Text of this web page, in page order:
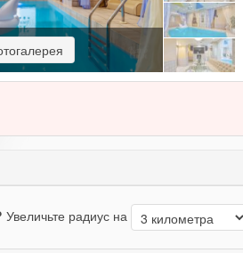
Увеличьте радиус на